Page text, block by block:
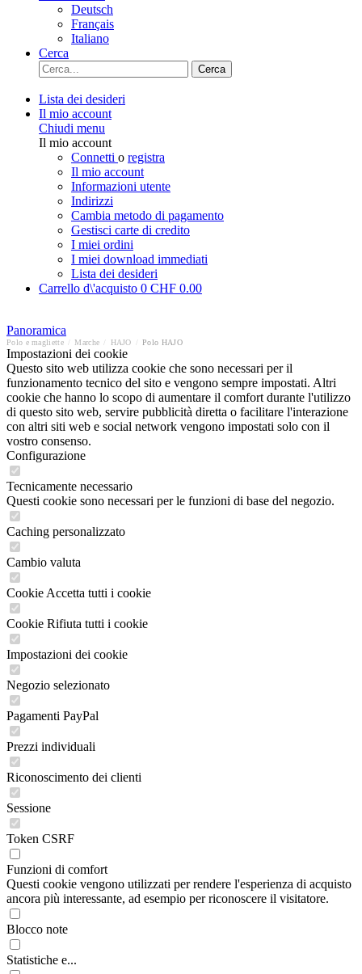
Deutsch
Français
Italiano
Cerca
Cerca
Lista dei desideri
Il mio account
Chiudi menu
Il mio account
Connetti o registra
Il mio account
Informazioni utente
Indirizzi
Cambia metodo di pagamento
Gestisci carte di credito
I miei ordini
I miei download immediati
Lista dei desideri
Carrello d\'acquisto 0 CHF 0.00
Panoramica
Polo e magliette Marche HAJO Polo HAJO
Impostazioni dei cookie
Questo sito web utilizza cookie che sono necessari per il
funzionamento tecnico del sito e vengono sempre impostati. Altri
cookie che hanno lo scopo di aumentare il comfort durante l'utilizzo
di questo sito web, servire pubblicità diretta o facilitare l'interazione
con altri siti web e social network vengono impostati solo con il
vostro consenso.
Configurazione
Tecnicamente necessario
Questi cookie sono necessari per le funzioni di base del negozio.
Caching personalizzato
Cambio valuta
Cookie Accetta tutti i cookie
Cookie Rifiuta tutti i cookie
Impostazioni dei cookie
Negozio selezionato
Pagamenti PayPal
Prezzi individuali
Riconoscimento dei clienti
Sessione
Token CSRF
Funzioni di comfort
Questi cookie vengono utilizzati per rendere l'esperienza di acquisto
ancora più interessante, ad esempio per riconoscere il visitatore.
Blocco note
Statistiche e...